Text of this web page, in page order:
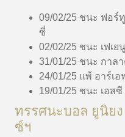
09/02/25 ชนะ ฟอร์
ซี่
02/02/25 ชนะ เฟเย
31/01/25 ชนะ กาล
24/01/25 แพ้ อาร์เอ
19/01/25 ชนะ เอสซี
ทรรศนะบอล ยูนิย
ซ์ฯ